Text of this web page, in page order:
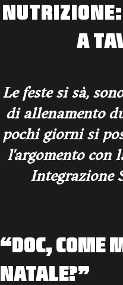
A
Le feste si sà,
di allenamento
pochi giorni si
l'argomento con
Integrazione
“DOC, COME
NATALE?”